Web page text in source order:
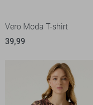
Vero Moda T-shirt
39,99